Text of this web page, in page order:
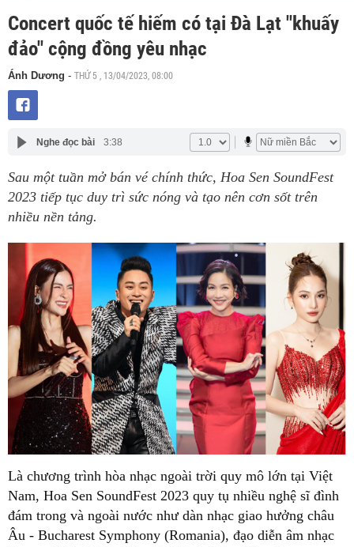
Concert quốc tế hiếm có tại Đà Lạt "khuấy
đảo" cộng đồng yêu nhạc
Ánh Dương - THỨ 5 , 13/04/2023, 08:00
Nghe đọc bài 3:38
Sau một tuần mở bán vé chính thức, Hoa Sen SoundFest
2023 tiếp tục duy trì sức nóng và tạo nên cơn sốt trên
nhiều nền tảng.
Là chương trình hòa nhạc ngoài trời quy mô lớn tại Việt
Nam, Hoa Sen SoundFest 2023 quy tụ nhiều nghệ sĩ đình
đám trong và ngoài nước như dàn nhạc giao hưởng châu
Âu - Bucharest Symphony (Romania), đạo diễn âm nhạc